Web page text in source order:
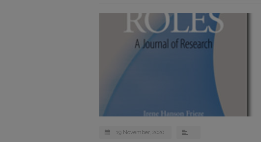
19 November, 2020